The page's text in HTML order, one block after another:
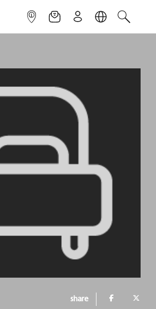
INFOPOINTNEWSLETTER
SIGN UPLANGUAGE
SEARCH
share